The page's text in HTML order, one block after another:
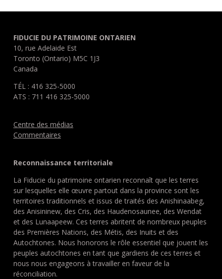
FIDUCIE DU PATRIMOINE ONTARIEN
10, rue Adelaide Est
Toronto (Ontario) M5C 1J3
Canada
TÉL : 416 325-5000
ATS : 711 416 325-5000
Centre des médias
Commentaires
Reconnaissance territoriale
La Fiducie du patrimoine ontarien reconnaît que les terres
sur lesquelles elle œuvre partout dans la province sont les
territoires traditionnels et issus de traités des Anishinaabeg,
des Anisininew, des Cris, des Haudenosaunee, des Wendat
et des Lunaapeew. Ces terres abritent de nombreux peuples
des Premières Nations, des Métis, des Inuits et des
Autochtones. Nous honorons le rôle essentiel que jouent les
peuples autochtones en tant que gardiens de ces terres et
nous nous engageons à travailler en faveur de la
réconciliation.